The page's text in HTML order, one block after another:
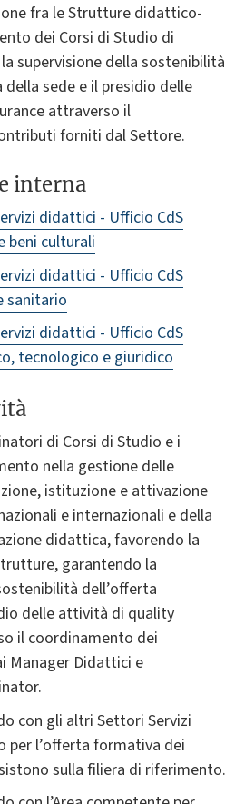
fra le Strutture didattico-
dei Corsi di Studio di
supervisione della sostenibilità
sede e il presidio delle
attraverso il
forniti dal Settore.
interna
didattici - Ufficio CdS
beni culturali
didattici - Ufficio CdS
sanitario
didattici - Ufficio CdS
tecnologico e giuridico
di Corsi di Studio e i
nella gestione delle
istituzione e attivazione
e internazionali e della
didattica, favorendo la
garantendo la
dell’offerta
delle attività di quality
il coordinamento dei
Manager Didattici e
con gli altri Settori Servizi
per l’offerta formativa dei
sulla filiera di riferimento.